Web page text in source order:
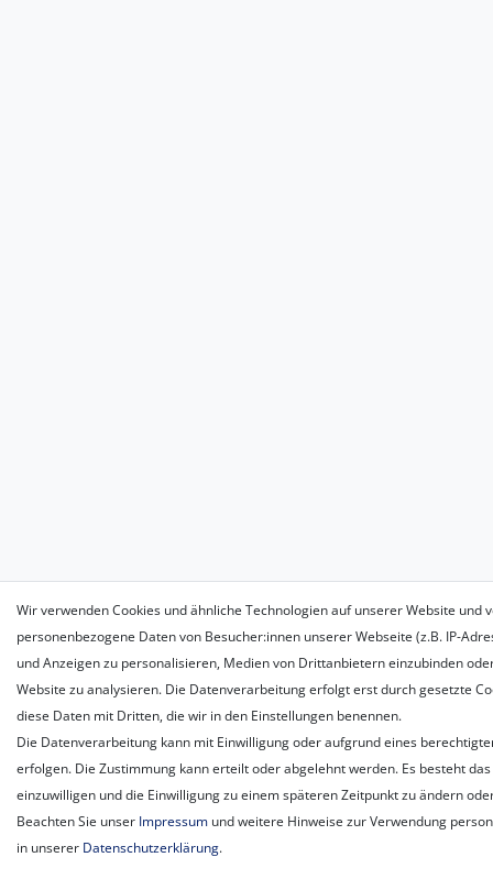
Wir verwenden Cookies und ähnliche Technologien auf unserer Website und
personenbezogene Daten von Besucher:innen unserer Webseite (z.B. IP-
und Anzeigen zu personalisieren, Medien von Drittanbietern einzubinden
Website zu analysieren. Die Datenverarbeitung erfolgt erst durch gesetzte
diese Daten mit Dritten, die wir in den Einstellungen benennen.
Die Datenverarbeitung kann mit Einwilligung oder aufgrund eines
erfolgen. Die Zustimmung kann erteilt oder abgelehnt werden. Es besteht das
einzuwilligen und die Einwilligung zu einem späteren Zeitpunkt zu ändern
Beachten Sie unser Impressum und weitere Hinweise zur Verwendung
in unserer Daten­schutz­erklärung.